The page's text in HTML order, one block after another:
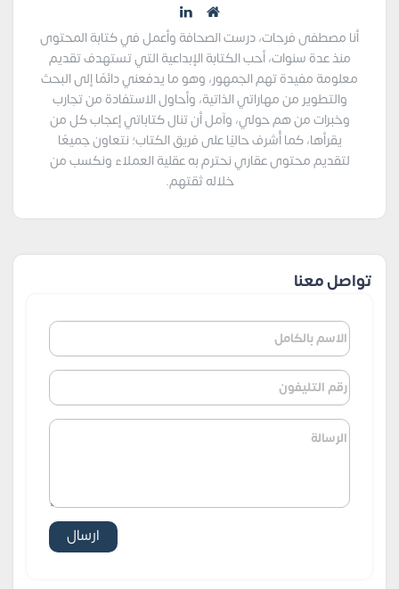
أنا مصطفى فرحات، درست الصحافة وأعمل في كتابة المحتوى
منذ عدة سنوات، أحب الكتابة الإبداعية التي تستهدف تقديم
معلومة مفيدة تهم الجمهور، وهو ما يدفعني دائمًا إلى البحث
والتطوير من مهاراتي الذاتية، وأحاول الاستفادة من تجارب
وخبرات من هم حولي، وآمل أن تنال كتاباتي إعجاب كل من
يقرأها، كما أُشرف حاليًا على فريق الكتاب؛ نتعاون جميعًا
لتقديم محتوى عقاري نحترم به عقلية العملاء ونكسب من
خلاله ثقتهم.
تواصل معنا